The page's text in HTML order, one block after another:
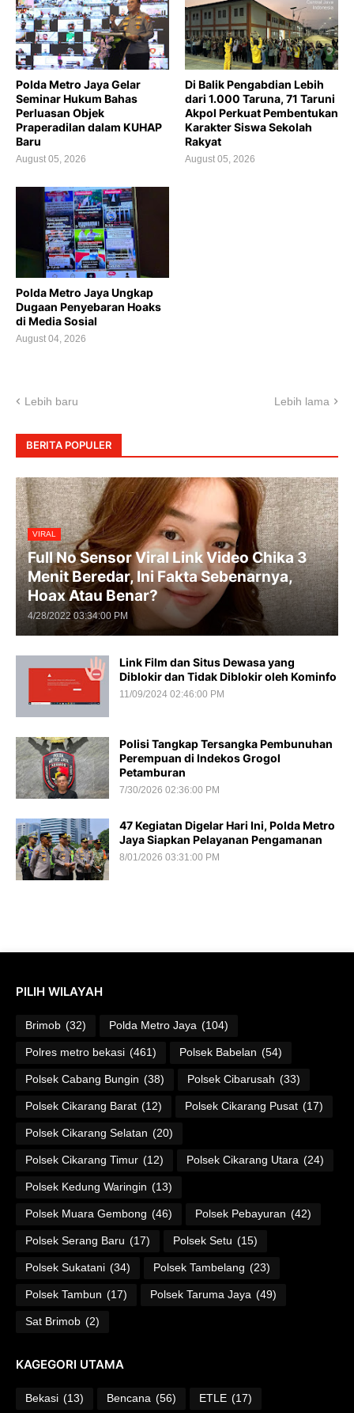
Polda Metro Jaya Gelar
Seminar Hukum Bahas
Perluasan Objek
Praperadilan dalam KUHAP
Baru
August 05, 2026
Di Balik Pengabdian Lebih
dari 1.000 Taruna, 71 Taruni
Akpol Perkuat Pembentukan
Karakter Siswa Sekolah
Rakyat
August 05, 2026
Polda Metro Jaya Ungkap
Dugaan Penyebaran Hoaks
di Media Sosial
August 04, 2026
Lebih baru Lebih lama
BERITA POPULER
VIRAL
Full No Sensor Viral Link Video Chika 3
Menit Beredar, Ini Fakta Sebenarnya,
Hoax Atau Benar?
4/28/2022 03:34:00 PM
Link Film dan Situs Dewasa yang
Diblokir dan Tidak Diblokir oleh Kominfo
11/09/2024 02:46:00 PM
Polisi Tangkap Tersangka Pembunuhan
Perempuan di Indekos Grogol
Petamburan
7/30/2026 02:36:00 PM
47 Kegiatan Digelar Hari Ini, Polda Metro
Jaya Siapkan Pelayanan Pengamanan
8/01/2026 03:31:00 PM
PILIH WILAYAH
Brimob (32) Polda Metro Jaya (104)
Polres metro bekasi (461) Polsek Babelan (54)
Polsek Cabang Bungin (38) Polsek Cibarusah (33)
Polsek Cikarang Barat (12) Polsek Cikarang Pusat (17)
Polsek Cikarang Selatan (20)
Polsek Cikarang Timur (12) Polsek Cikarang Utara (24)
Polsek Kedung Waringin (13)
Polsek Muara Gembong (46) Polsek Pebayuran (42)
Polsek Serang Baru (17) Polsek Setu (15)
Polsek Sukatani (34) Polsek Tambelang (23)
Polsek Tambun (17) Polsek Taruma Jaya (49)
Sat Brimob (2)
KAGEGORI UTAMA
Bekasi (13) Bencana (56) ETLE (17)